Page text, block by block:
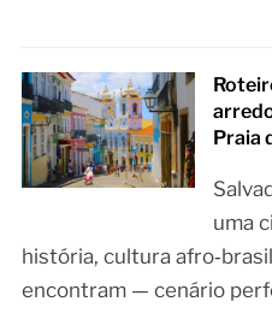
Praia
uma
história, cultura
encontram — cenário